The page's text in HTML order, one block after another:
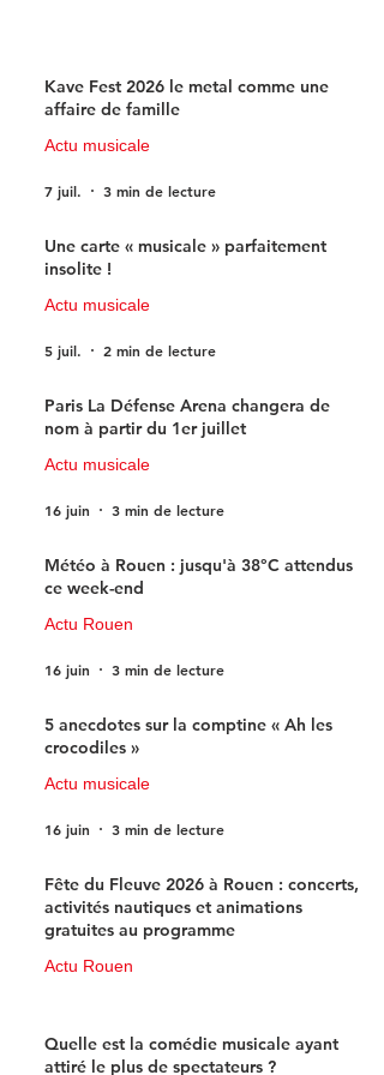
Kave Fest 2026 le metal comme une
affaire de famille
Actu musicale
7 juil. 3 min de lecture
Une carte « musicale » parfaitement
insolite !
Actu musicale
5 juil. 2 min de lecture
Paris La Défense Arena changera de
nom à partir du 1er juillet
Actu musicale
16 juin 3 min de lecture
Météo à Rouen : jusqu'à 38°C attendus
ce week-end
Actu Rouen
16 juin 3 min de lecture
5 anecdotes sur la comptine « Ah les
crocodiles »
Actu musicale
16 juin 3 min de lecture
Fête du Fleuve 2026 à Rouen : concerts,
activités nautiques et animations
gratuites au programme
Actu Rouen
Quelle est la comédie musicale ayant
attiré le plus de spectateurs ?